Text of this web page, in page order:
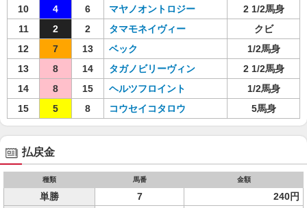
10
4 6 マヤノオントロジー
2 1/2馬身
11
2 2 タマモネイヴィー
クビ
12
7 13 ベック
1/2馬身
13
8 14 タガノビリーヴィン
2 1/2馬身
14
8 15 ヘルツフロイント
1/2馬身
15
5 8 コウセイコタロウ 5馬身
払戻金
種類 馬番 金額
単勝 7 240円